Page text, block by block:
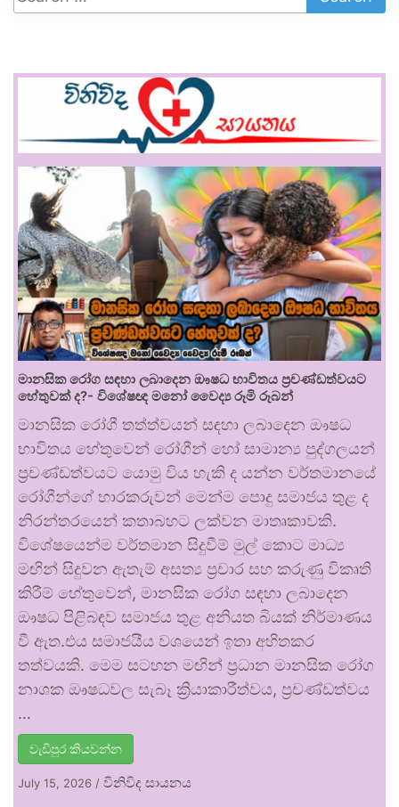
මානසික රෝග සඳහා ලබාදෙන ඖෂධ භාවිතය ප්‍රචණ්ඩත්වයට
හේතුවක් ද?- විශේෂඥ මනෝ වෛද්‍ය රූමි රූබන්
මානසික රෝගී තත්ත්වයන් සඳහා ලබාදෙන ඖෂධ
භාවිතය හේතුවෙන් රෝගීන් හෝ සාමාන්‍ය පුද්ගලයන්
ප්‍රචණ්ඩත්වයට යොමු විය හැකි ද යන්න වර්තමානයේ
රෝගීන්ගේ භාරකරුවන් මෙන්ම පොදු සමාජය තුළ ද
නිරන්තරයෙන් කතාබහට ලක්වන මාතෘකාවකි.
විශේෂයෙන්ම වර්තමාන සිදුවීම් මුල් කොට මාධ්‍ය
මඟින් සිදුවන ඇතැම් අසත්‍ය ප්‍රචාර සහ කරුණු විකෘති
කිරීම් හේතුවෙන්, මානසික රෝග සඳහා ලබාදෙන
ඖෂධ පිළිබඳව සමාජය තුළ අනියත බියක් නිර්මාණය
වී ඇත.එය සමාජයීය වශයෙන් ඉතා අහිතකර
තත්වයකි. මෙම සටහන මඟින් ප්‍රධාන මානසික රෝග
නාශක ඖෂධවල සැබෑ ක්‍රියාකාරීත්වය, ප්‍රචණ්ඩත්වය
…
වැඩිපුර කියවන්න
July 15, 2026 / විනිවිද සායනය